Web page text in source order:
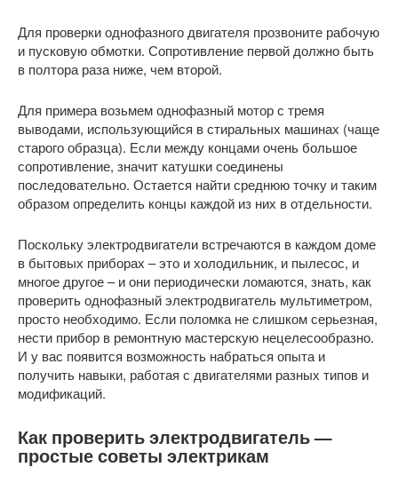
Для проверки однофазного двигателя прозвоните рабочую
и пусковую обмотки. Сопротивление первой должно быть
в полтора раза ниже, чем второй.
Для примера возьмем однофазный мотор с тремя
выводами, использующийся в стиральных машинах (чаще
старого образца). Если между концами очень большое
сопротивление, значит катушки соединены
последовательно. Остается найти среднюю точку и таким
образом определить концы каждой из них в отдельности.
Поскольку электродвигатели встречаются в каждом доме
в бытовых приборах – это и холодильник, и пылесос, и
многое другое – и они периодически ломаются, знать, как
проверить однофазный электродвигатель мультиметром,
просто необходимо. Если поломка не слишком серьезная,
нести прибор в ремонтную мастерскую нецелесообразно.
И у вас появится возможность набраться опыта и
получить навыки, работая с двигателями разных типов и
модификаций.
Как проверить электродвигатель —
простые советы электрикам